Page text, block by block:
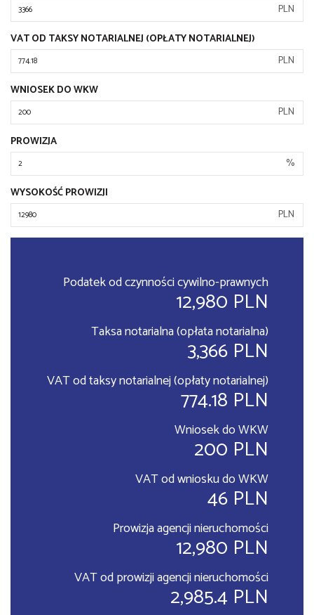
PLN
VAT OD TAKSY NOTARIALNEJ (OPŁATY NOTARIALNEJ)
PLN
WNIOSEK DO WKW
PLN
PROWIZJA
%
WYSOKOŚĆ PROWIZJI
PLN
Podatek od czynności cywilno-prawnych
12,980 PLN
Taksa notarialna (opłata notarialna)
3,366 PLN
VAT od taksy notarialnej (opłaty notarialnej)
774.18 PLN
Wniosek do WKW
200 PLN
VAT od wniosku do WKW
46 PLN
Prowizja agencji nieruchomości
12,980 PLN
VAT od prowizji agencji nieruchomości
2,985.4 PLN